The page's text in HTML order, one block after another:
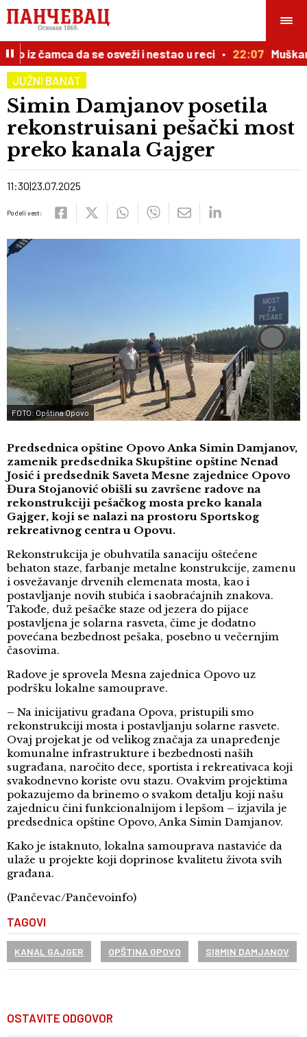
iz čamca da se osveži i nestao u reci 22:07
JUŽNI BANAT
Simin Damjanov posetila
rekonstruisani pešački most
preko kanala Gajger
11:30 23.07.2025
Podeli vest:
FOTO: Opština Opovo
Predsednica opštine Opovo Anka Simin Damjanov,
zamenik predsednika Skupštine opštine Nenad
Josić i predsednik Saveta Mesne zajednice Opovo
Đura Stojanović obišli su završene radove na
rekonstrukciji pešačkog mosta preko kanala
Gajger, koji se nalazi na prostoru Sportskog
rekreativnog centra u Opovu.
Rekonstrukcija je obuhvatila sanaciju oštećene
behaton staze, farbanje metalne konstrukcije, zamenu
i osvežavanje drvenih elemenata mosta, kao i
postavljanje novih stubića i saobraćajnih znakova.
Takođe, duž pešačke staze od jezera do pijace
postavljena je solarna rasveta, čime je dodatno
povećana bezbednost pešaka, posebno u večernjim
časovima.
Radove je sprovela Mesna zajednica Opovo uz
podršku lokalne samouprave.
– Na inicijativu građana Opova, pristupili smo
rekonstrukciji mosta i postavljanju solarne rasvete.
Ovaj projekat je od velikog značaja za unapređenje
komunalne infrastrukture i bezbednosti naših
sugrađana, naročito dece, sportista i rekreativaca koji
svakodnevno koriste ovu stazu. Ovakvim projektima
pokazujemo da brinemo o svakom detalju koji našu
zajednicu čini funkcionalnijom i lepšom – izjavila je
predsednica opštine Opovo, Anka Simin Damjanov.
Kako je istaknuto, lokalna samouprava nastaviće da
ulaže u projekte koji doprinose kvalitetu života svih
građana.
(Pančevac/Pančevoinfo)
TAGOVI
KANAL GAJGER OPŠTINA OPOVO SI8MIN DAMJANOV
OSTAVITE ODGOVOR